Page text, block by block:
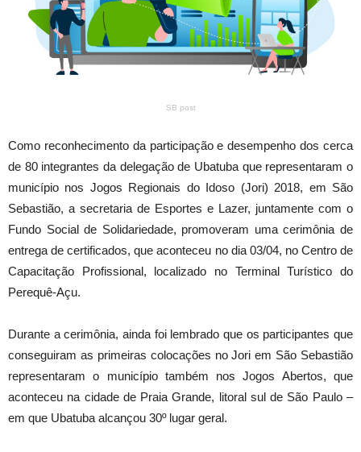
SB post
Como reconhecimento da participação e desempenho dos cerca
de 80 integrantes da delegação de Ubatuba que representaram o
município nos Jogos Regionais do Idoso (Jori) 2018, em São
Sebastião, a secretaria de Esportes e Lazer, juntamente com o
Fundo Social de Solidariedade, promoveram uma cerimônia de
entrega de certificados, que aconteceu no dia 03/04, no Centro de
Capacitação Profissional, localizado no Terminal Turístico do
Perequê-Açu.
Durante a cerimônia, ainda foi lembrado que os participantes que
conseguiram as primeiras colocações no Jori em São Sebastião
representaram o município também nos Jogos Abertos, que
aconteceu na cidade de Praia Grande, litoral sul de São Paulo –
em que Ubatuba alcançou 30º lugar geral.